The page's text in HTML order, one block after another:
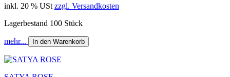
inkl. 20 % USt zzgl. Versandkosten
Lagerbestand 100 Stück
mehr... In den Warenkorb